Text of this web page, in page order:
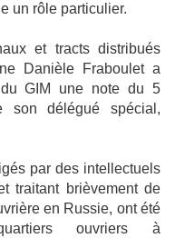
un rôle particulier.
et tracts distribués
Danièle Fraboulet a
GIM une note du 5
son délégué spécial,
par des intellectuels
traitant brièvement de
en Russie, ont été
ouvriers à